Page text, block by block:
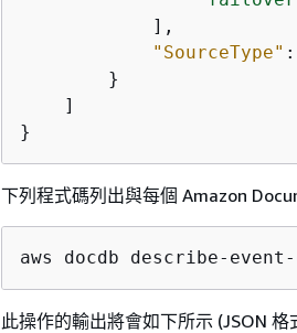
            ],
"SourceType" :
        }
    ]
}
下列程式碼列出與每個 Amazon
aws docdb describe-
此操作的輸出將會如下所示 (JSON 格